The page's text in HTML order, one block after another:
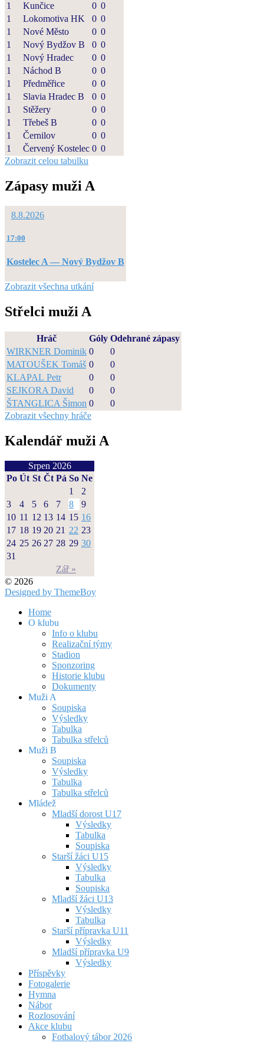
1
Kunčice 0 0
1
Lokomotiva HK 0 0
1
Nové Město 0 0
1
Nový Bydžov B 0 0
1
Nový Hradec 0 0
1
Náchod B 0 0
1
Předměřice 0 0
1
Slavia Hradec B 0 0
1
Stěžery 0 0
1
Třebeš B 0 0
1
Černilov 0 0
1
Červený Kostelec 0 0
Zobrazit celou tabulku
Zápasy muži A
8.8.2026
17:00
Kostelec A — Nový Bydžov B
Zobrazit všechna utkání
Střelci muži A
Hráč Góly Odehrané zápasy
WIRKNER Dominik 0
0
MATOUŠEK Tomáš 0
0
KLAPAL Petr
0
0
SEJKORA David
0
0
ŠTANGLICA Šimon 0
0
Zobrazit všechny hráče
Kalendář muži A
Srpen 2026
Po Út St Čt Pá So Ne
Zář »
1
2
3
4 5 6 7 8
9
10 11 12 13 14 15 16
17 18 19 20 21 22 23
24 25 26 27 28 29 30
31
© 2026
Designed by ThemeBoy
Home
O klubu
Info o klubu
Realizační týmy
Stadion
Sponzoring
Historie klubu
Dokumenty
Muži A
Soupiska
Výsledky
Tabulka
Tabulka střelců
Muži B
Soupiska
Výsledky
Tabulka
Tabulka střelců
Mládež
Mladší dorost U17
Výsledky
Tabulka
Soupiska
Starší žáci U15
Výsledky
Tabulka
Soupiska
Mladší žáci U13
Výsledky
Tabulka
Starší přípravka U11
Výsledky
Mladší přípravka U9
Výsledky
Příspěvky
Fotogalerie
Hymna
Nábor
Rozlosování
Akce klubu
Fotbalový tábor 2026